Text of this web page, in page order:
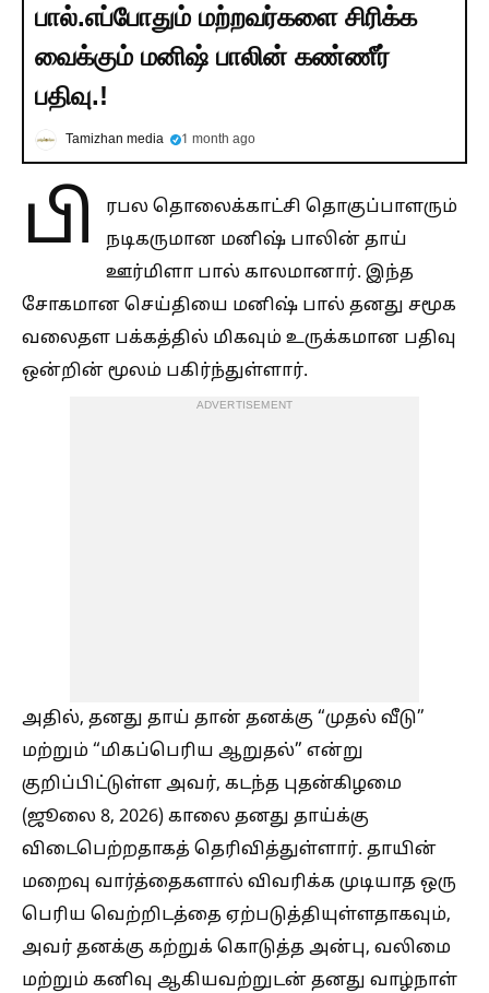
பால்.எப்போதும் மற்றவர்களை சிரிக்க
வைக்கும் மனிஷ் பாலின் கண்ணீர்
பதிவு.!
Tamizhan media 1 month ago
பி
ரபல தொலைக்காட்சி தொகுப்பாளரும்
நடிகருமான மனிஷ் பாலின் தாய்
ஊர்மிளா பால் காலமானார். இந்த
சோகமான செய்தியை மனிஷ் பால் தனது சமூக
வலைதள பக்கத்தில் மிகவும் உருக்கமான பதிவு
ஒன்றின் மூலம் பகிர்ந்துள்ளார்.
ADVERTISEMENT
அதில், தனது தாய் தான் தனக்கு “முதல் வீடு”
மற்றும் “மிகப்பெரிய ஆறுதல்” என்று
குறிப்பிட்டுள்ள அவர், கடந்த புதன்கிழமை
(ஜூலை 8, 2026) காலை தனது தாய்க்கு
விடைபெற்றதாகத் தெரிவித்துள்ளார். தாயின்
மறைவு வார்த்தைகளால் விவரிக்க முடியாத ஒரு
பெரிய வெற்றிடத்தை ஏற்படுத்தியுள்ளதாகவும்,
அவர் தனக்கு கற்றுக் கொடுத்த அன்பு, வலிமை
மற்றும் கனிவு ஆகியவற்றுடன் தனது வாழ்நாள்